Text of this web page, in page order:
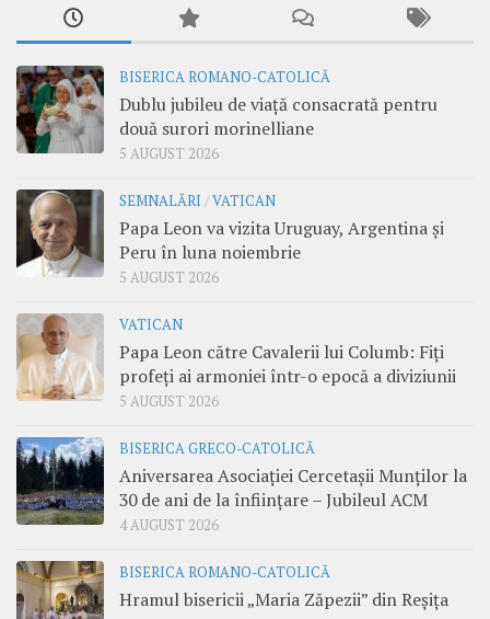
BISERICA ROMANO-CATOLICĂ
Dublu jubileu de viață consacrată pentru
două surori morinelliane
5 AUGUST 2026
SEMNALĂRI /VATICAN
Papa Leon va vizita Uruguay, Argentina și
Peru în luna noiembrie
5 AUGUST 2026
VATICAN
Papa Leon către Cavalerii lui Columb: Fiți
profeți ai armoniei într-o epocă a diviziunii
5 AUGUST 2026
BISERICA GRECO-CATOLICĂ
Aniversarea Asociației Cercetașii Munților la
30 de ani de la înființare – Jubileul ACM
4 AUGUST 2026
BISERICA ROMANO-CATOLICĂ
Hramul bisericii „Maria Zăpezii” din Reșița